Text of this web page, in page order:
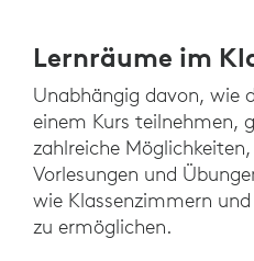
Lernräume im
Unabhängig davon, wie
einem Kurs teilnehmen,
zahlreiche
Vorlesungen und
wie Klassenzimmern
zu ermöglichen.